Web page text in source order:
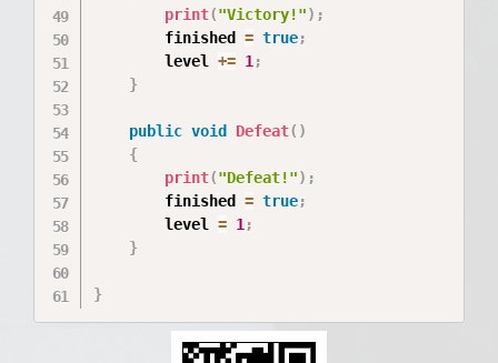
print("Victory!") ;
        finished
= true;
        level
+= 1 ;
}
public void Defeat( )
{
print("Defeat!") ;
        finished
= true;
        level
= 1 ;
}
}